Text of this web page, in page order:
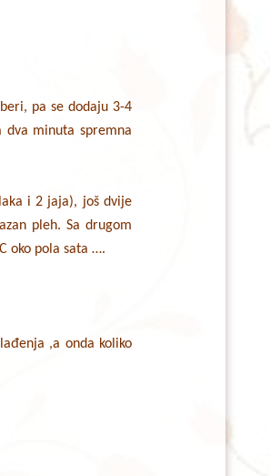
pa se dodaju 3-4
dva minuta spremna
i 2 jaja), još dvije
pleh. Sa drugom
oko pola sata ….
,a onda koliko